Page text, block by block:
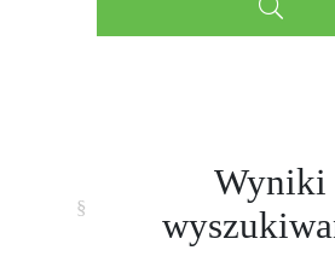
Wyniki